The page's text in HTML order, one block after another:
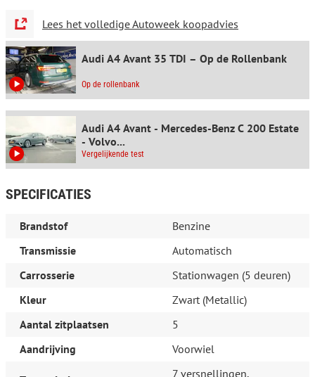
Aandrijving:Voorwielaandrijving
Laadvermogen:
Wielbasis:283 cm
Interieur
Interieurkleur: Zwart
Milieu
Gemiddeld brandstofverbruik (NEDC):0,8 l/100km
125,0)
Brandstofverbruik op de snelweg (NEDC):4,9 l/100km(1 op
Standaard inbegrepen: (inbegrepen):
brengen
Lees het volledige Autoweek koopadvies
Audi A4 Avant 35 TDI – Op de Rollenbank
Op de rollenbank
Audi A4 Avant - Mercedes-Benz C 200 Estate
- Volvo...
Vergelijkende test
SPECIFICATIES
Brandstof
Benzine
Transmissie
Automatisch
Carrosserie
Stationwagen (5 deuren)
Kleur
Zwart (Metallic)
Aantal zitplaatsen
5
Aandrijving
Voorwiel
7 versnellingen,